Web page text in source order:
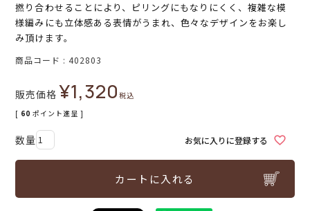
撚り合わせることにより、ピリングにもなりにくく、複雑な模
様編みにも立体感ある表情がうまれ、色々なデザインをお楽し
み頂けます。
商品コード 402803
販売価格 ¥1,320税込
[ 60 ポイント進呈 ]
お気に入りに登録する
カートに入れる